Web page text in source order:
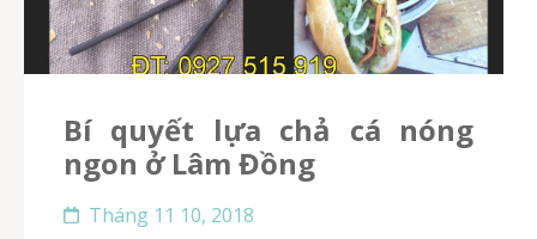
bí quyết lựa chả cá nóng
ngon ở Lâm Đồng
Tháng 11 10, 2018